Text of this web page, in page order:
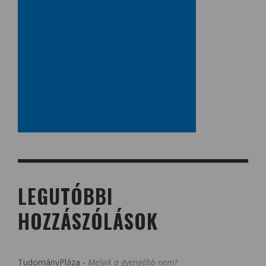
LEGUTÓBBI
HOZZÁSZÓLÁSOK
TudományPláza - Melyik a gyengébb nem?